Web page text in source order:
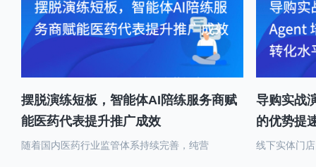
摆脱演练短板，智能体AI陪练服务商赋
能医药代表提升推广成效
随着国内医药行业监管体系持续完善，纯营
导购实战
的优势提
线下实体门